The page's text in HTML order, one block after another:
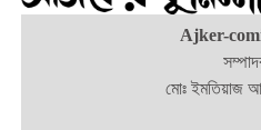
Ajker-
মোঃ ইমতিয়াজ